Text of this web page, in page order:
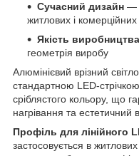
Сучасний дизайн —
житлових і комерційних
Якість виробництва
геометрія виробу
Алюмінієвий врізний
стандартною LED-
сріблястого кольору, що
нагрівання та естетичний
Профіль для лінійного
застосовується в